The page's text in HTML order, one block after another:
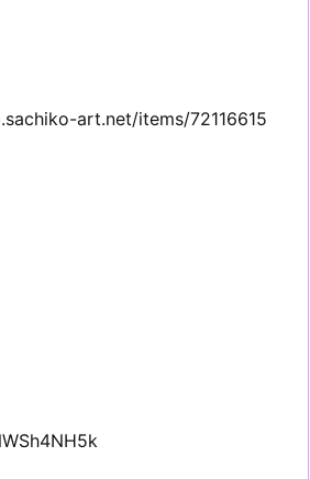
art.net/items/72116615